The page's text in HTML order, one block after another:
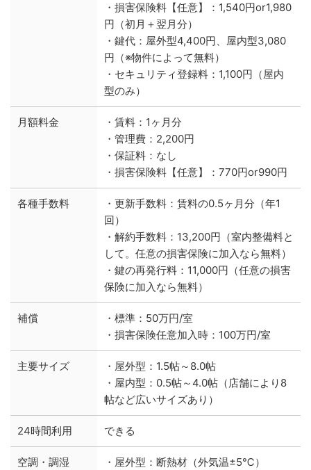
・損害保険料【任意】：1,540円or1,980
円（初月＋翌月分）
・鍵代：屋外型4,400円、屋内型3,080
円（※物件によって無料）
・セキュリティ登録料：1,100円（屋内
型のみ）
月額料金
・賃料：1ヶ月分
・管理費：2,200円
・保証料：なし
・損害保険料【任意】：770円or990円
各種手数料
・更新手数料：賃料の0.5ヶ月分（年1
回）
・解約手数料：13,200円（室内整備料と
して。任意の損害保険に加入なら無料）
・鍵の再発行料：11,000円（任意の損害
保険に加入なら無料）
補償
・標準：50万円/室
・損害保険任意加入時：100万円/室
主要サイズ
・屋外型：1.5帖～8.0帖
・屋内型：0.5帖～4.0帖（店舗により8
帖など広いサイズあり）
24時間利用 できる
空調・調湿
・屋外型：断熱材（外気温±5℃）